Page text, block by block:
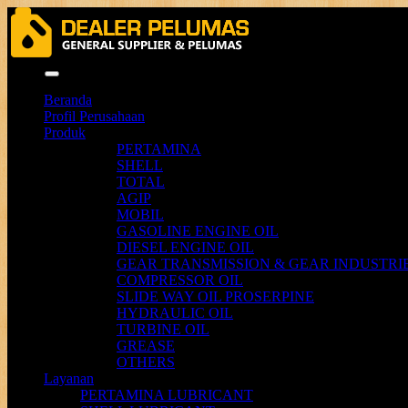
Beranda
Profil Perusahaan
Produk
PERTAMINA
SHELL
TOTAL
AGIP
MOBIL
GASOLINE ENGINE OIL
DIESEL ENGINE OIL
GEAR TRANSMISSION & GEAR
COMPRESSOR OIL
SLIDE WAY OIL PROSERPINE
HYDRAULIC OIL
TURBINE OIL
GREASE
OTHERS
Layanan
PERTAMINA LUBRICANT